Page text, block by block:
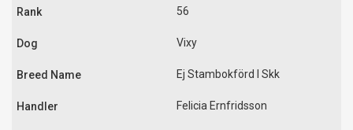
56
Vixy
Ej Stambokförd I Skk
Felicia Ernfridsson